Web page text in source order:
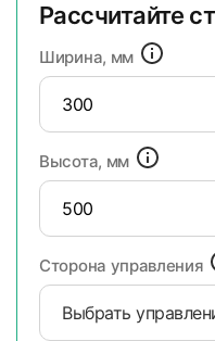
Рассчитайте
Ширина, мм
Высота, мм
Сторона управления
Выбрать